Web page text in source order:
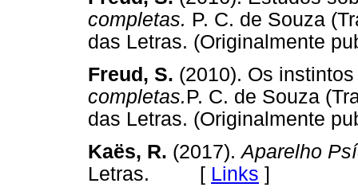
completas. P. C. de Souza
das Letras.
Freud, S. (2010). Os
completas.P. C. de Souza
das Letras.
Kaës, R. (2017).Aparelho
Letras. [ Links ]